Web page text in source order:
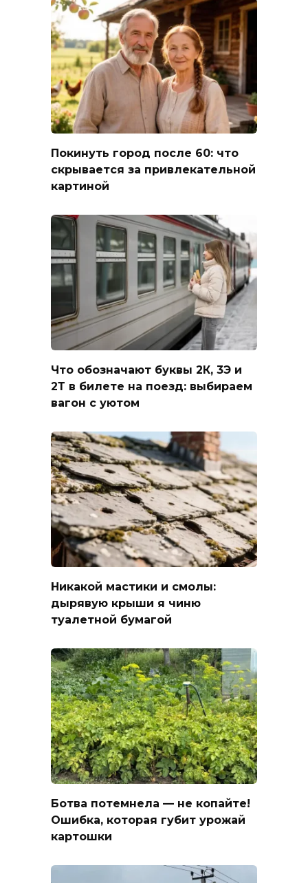
Покинуть город после 60: что
скрывается за привлекательной
картиной
Что обозначают буквы 2К, 3Э и
2Т в билете на поезд: выбираем
вагон с уютом
Никакой мастики и смолы:
дырявую крыши я чиню
туалетной бумагой
Ботва потемнела — не копайте!
Ошибка, которая губит урожай
картошки